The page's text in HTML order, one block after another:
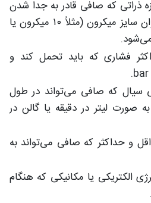
ذراتی که صافی قادر به جدا شدن
آن‌ها است، که به عنوان سایز میکرون (مثلاً ۱۰ میکرون یا
فشاری که باید تحمل کند و
سیال که صافی می‌تواند در طول
صورت لیتر در دقیقه یا گالن در
و حداکثر که صافی می‌تواند به
الکتریکی یا مکانیکی که هنگام